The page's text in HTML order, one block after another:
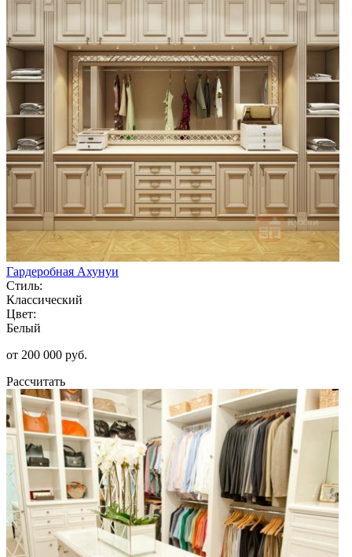
Гардеробная Ахунуи
Стиль:
Классический
Цвет:
Белый
от 200 000 руб.
Рассчитать